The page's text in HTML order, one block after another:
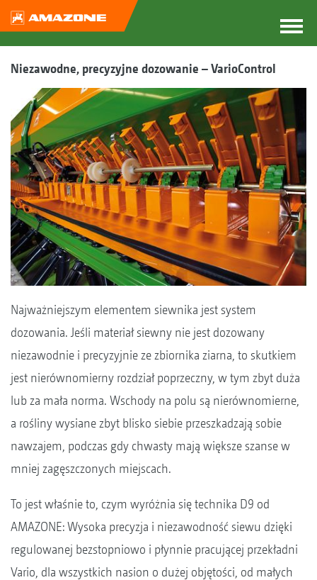
Niezawodne, precyzyjne dozowanie – VarioControl
Najważniejszym elementem siewnika jest system
dozowania. Jeśli materiał siewny nie jest dozowany
niezawodnie i precyzyjnie ze zbiornika ziarna, to skutkiem
jest nierównomierny rozdział poprzeczny, w tym zbyt duża
lub za mała norma. Wschody na polu są nierównomierne,
a rośliny wysiane zbyt blisko siebie przeszkadzają sobie
nawzajem, podczas gdy chwasty mają większe szanse w
mniej zagęszczonych miejscach.
To jest właśnie to, czym wyróżnia się technika D9 od
AMAZONE: Wysoka precyzja i niezawodność siewu dzięki
regulowanej bezstopniowo i płynnie pracującej przekładni
Vario, dla wszystkich nasion o dużej objętości, od małych